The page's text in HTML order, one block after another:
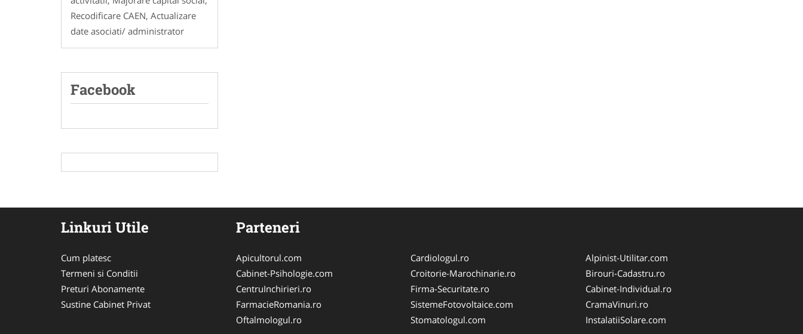
Recodificare CAEN, Actualizare
date asociati/ administrator
Facebook
Linkuri Utile
Cum platesc
Termeni si Conditii
Preturi Abonamente
Sustine Cabinet Privat
Parteneri
Apicultorul.com
Cabinet-Psihologie.com
CentruInchirieri.ro
FarmacieRomania.ro
Oftalmologul.ro
Cardiologul.ro
Croitorie-Marochinarie.ro
Firma-Securitate.ro
SistemeFotovoltaice.com
Stomatologul.com
Alpinist-Utilitar.com
Birouri-Cadastru.ro
Cabinet-Individual.ro
CramaVinuri.ro
InstalatiiSolare.com